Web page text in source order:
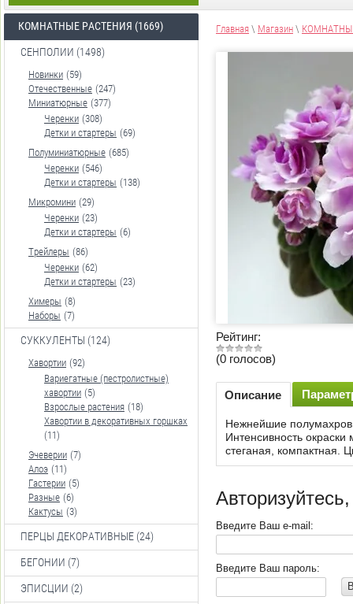
КОМНАТНЫЕ РАСТЕНИЯ (1669)
СЕНПОЛИИ (1498)
Новинки (59)
Отечественные (247)
Миниатюрные (377)
Черенки (308)
Детки и стартеры (69)
Полуминиатюрные (685)
Черенки (546)
Детки и стартеры (138)
Микромини (29)
Черенки (23)
Детки и стартеры (6)
Трейлеры (86)
Черенки (62)
Детки и стартеры (23)
Химеры (8)
Наборы (7)
СУККУЛЕНТЫ (124)
Хавортии (92)
Вариегатные (пестролистные)
хавортии (5)
Взрослые растения (18)
Хавортии в декоративных горшках
(11)
Эчеверии (7)
Алоэ (11)
Гастерии (5)
Разные (6)
Кактусы (3)
ПЕРЦЫ ДЕКОРАТИВНЫЕ (24)
БЕГОНИИ (7)
ЭПИСЦИИ (2)
Главная \ Магазин \
Рейтинг:
(0 голосов)
Описание
Нежнейшие
Интенсивность
стеганая, компактная.
Введите Ваш e-mail:
Введите Ваш пароль: